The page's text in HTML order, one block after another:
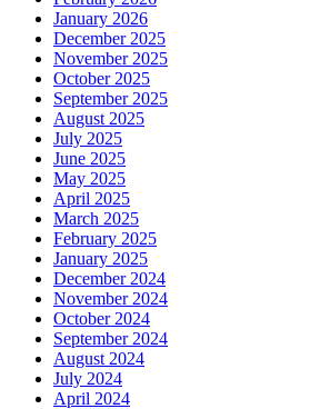
January 2026
December 2025
November 2025
October 2025
September 2025
August 2025
July 2025
June 2025
May 2025
April 2025
March 2025
February 2025
January 2025
December 2024
November 2024
October 2024
September 2024
August 2024
July 2024
April 2024